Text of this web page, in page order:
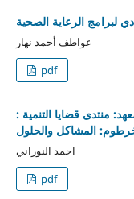
لبرامج الرعاية الصحية
عواطف أحمد نهار
pdf
منتدى قضايا التنمية :
المشاكل والحلول
احمد النوراني
pdf